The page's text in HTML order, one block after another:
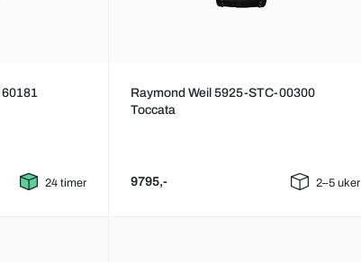
60181
24 timer
Raymond Weil 5925-STC-00300
Toccata
9795,- 2–5 uker